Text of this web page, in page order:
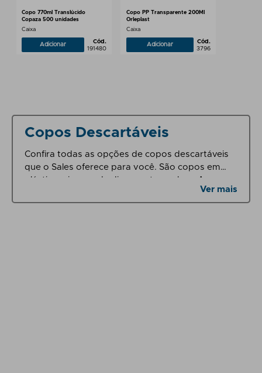
Copo 770ml Translúcido
Copaza 500 unidades
Caixa
Adicionar
Cód.
191480
Copo PP Transparente 200Ml
Orleplast
Caixa
Adicionar
Cód.
3796
Copos Descartáveis
Confira todas as opções de copos descartáveis
que o Sales oferece para você. São copos em
plástico e isopor de diversos tamanhos. Acesse e
Ver mais